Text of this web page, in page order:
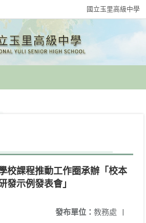
國立玉里高級中學
校課程推動工作圈承辦「校本
發示例發表會」
發布單位： 教務處 |